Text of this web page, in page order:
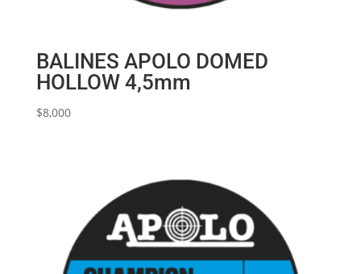
BALINES APOLO DOMED
HOLLOW 4,5mm
$8,000